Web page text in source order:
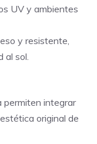
UV y ambientes
y resistente,
al sol.
permiten integrar
original de